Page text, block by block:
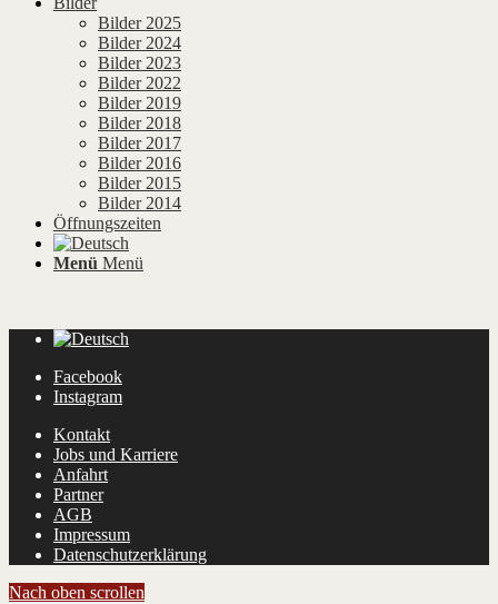
Bilder 2025
Bilder 2024
Bilder 2023
Bilder 2022
Bilder 2019
Bilder 2018
Bilder 2017
Bilder 2016
Bilder 2015
Bilder 2014
Öffnungszeiten
Menü Menü
Facebook
Instagram
Kontakt
Jobs und Karriere
Anfahrt
Partner
AGB
Impressum
Datenschutzerklärung
Nach oben scrollen